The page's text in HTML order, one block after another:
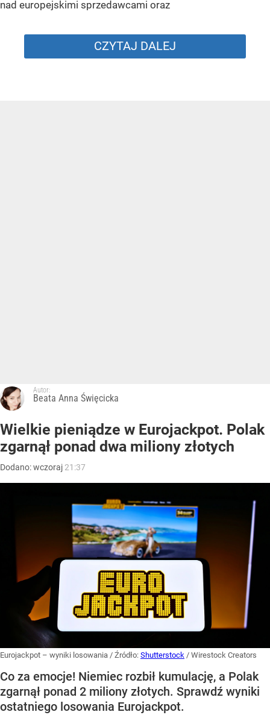
nad europejskimi sprzedawcami oraz
CZYTAJ DALEJ
Autor:
Beata Anna Święcicka
Wielkie pieniądze w Eurojackpot. Polak
zgarnął ponad dwa miliony złotych
Dodano:wczoraj 21:37
Eurojackpot – wyniki losowania / Źródło: Shutterstock / Wirestock Creators
Co za emocje! Niemiec rozbił kumulację, a Polak
zgarnął ponad 2 miliony złotych. Sprawdź wyniki
ostatniego losowania Eurojackpot.